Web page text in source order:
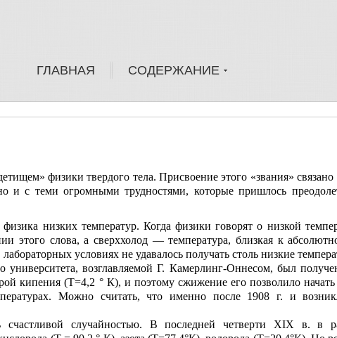
ГЛАВНАЯ СОДЕРЖАНИЕ
физики твердого тела. Присвоение этого «звания» связано
и с теми огромными трудностями, которые пришлось
низких температур. Когда физики говорят о низкой
этого слова, а сверххолод — температура, близкая к
условиях не удавалось получать столь низкие
университета, возглавляемой Г. Камерлинг-Оннесом, был
кипения (Т=4,2 ° К), и поэтому сжижение его позволило начать
Можно считать, что именно после 1908 г. и
счастливой случайностью. В последней четверти XIX в. в